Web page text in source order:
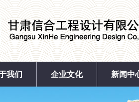
我们 企业文化 新闻中